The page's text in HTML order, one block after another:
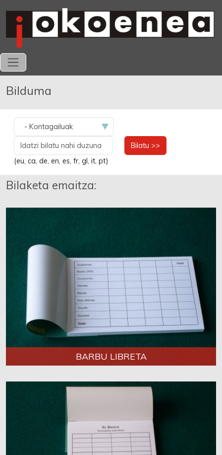
Bilduma
Bilatu >>
(eu, ca, de, en, es, fr, gl, it, pt)
Bilaketa emaitza:
BARBU LIBRETA